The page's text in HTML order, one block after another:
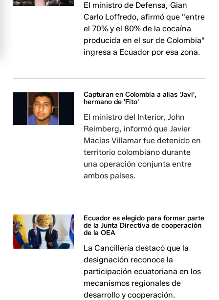
El ministro de Defensa, Gian
Carlo Loffredo, afirmó que "entre
el 70% y el 80% de la cocaína
producida en el sur de Colombia"
ingresa a Ecuador por esa zona.
Capturan en Colombia a alias 'Javi',
hermano de 'Fito'
El ministro del Interior, John
Reimberg, informó que Javier
Macías Villamar fue detenido en
territorio colombiano durante
una operación conjunta entre
ambos países.
Ecuador es elegido para formar parte
de la Junta Directiva de cooperación
de la OEA
La Cancillería destacó que la
designación reconoce la
participación ecuatoriana en los
mecanismos regionales de
desarrollo y cooperación.